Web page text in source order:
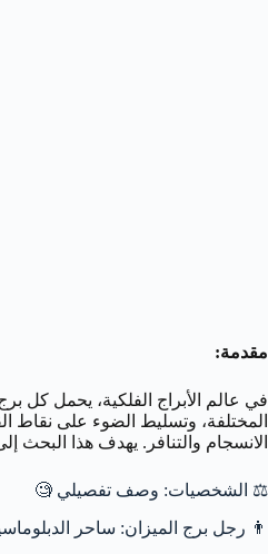
مقدمة:
في عالم الأبراج الفلكية، يحمل كل
المختلفة، وتسليط الضوء على نقاط
الانسجام والتنافر. يهدف هذا البحث
⚖️ الشخصيات: وصف تفصيلي 🧐
👨 رجل برج الميزان: ساحر